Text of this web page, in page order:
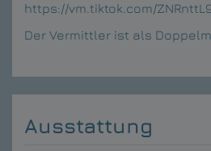
https://vm.tiktok.com/
Der Vermittler ist als
Ausstattung